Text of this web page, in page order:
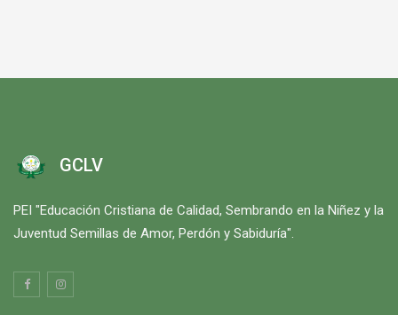
GCLV
PEI "Educación Cristiana de Calidad, Sembrando en la Niñez y la
Juventud Semillas de Amor, Perdón y Sabiduría".